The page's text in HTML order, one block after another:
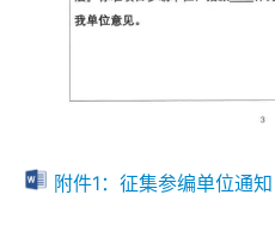
附件1：征集参编单位通